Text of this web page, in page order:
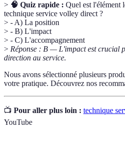
> 🧠 Quiz rapide : Quel est l'élément
technique service volley direct ?
> - A) La position
> - B) L'impact
> - C) L'accompagnement
> Réponse : B — L'impact est crucial
direction au service.
Nous avons sélectionné plusieurs
votre pratique. Découvrez nos
📺 Pour aller plus loin : technique
YouTube